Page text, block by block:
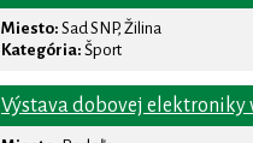
Miesto: Sad SNP, Žilina
Kategória: Šport
Výstava dobovej elektroniky